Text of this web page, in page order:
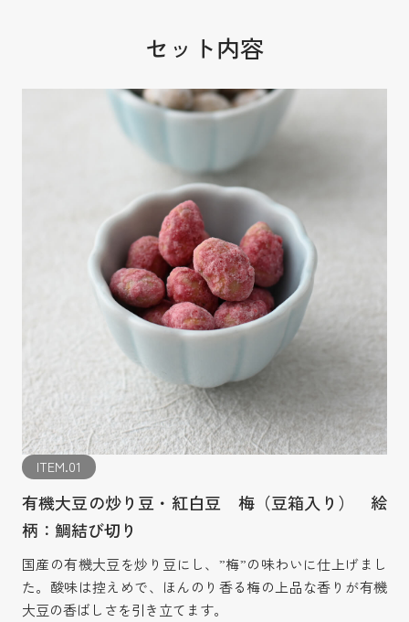
セット内容
ITEM.01
有機大豆の炒り豆・紅白豆 梅（豆箱入り） 絵
柄：鯛結び切り
国産の有機大豆を炒り豆にし、”梅”の味わいに仕上げまし
た。酸味は控えめで、ほんのり香る梅の上品な香りが有機
大豆の香ばしさを引き立てます。